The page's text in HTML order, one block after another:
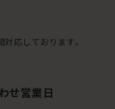
応しております。
せ営業日